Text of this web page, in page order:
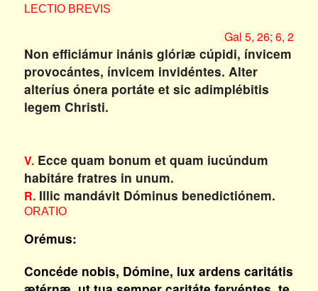
LECTIO BREVIS
Gal 5, 26; 6, 2
Non efficiámur inánis glóriæ cúpidi, ínvicem
provocántes, ínvicem invidéntes. Alter
alteríus ónera portáte et sic adimplébitis
legem Christi.
V.Ecce quam bonum et quam iucúndum
habitáre fratres in unum.
R.Illic mandávit Dóminus benedictiónem.
ORATIO
Orémus:
Concéde nobis, Dómine, lux ardens caritátis